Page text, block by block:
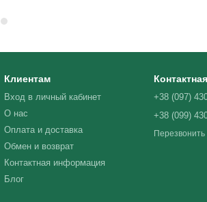
Клиентам
Вход в личный кабинет
О нас
Оплата и доставка
Обмен и возврат
Контактная информация
Блог
+38 (097)
+38 (099)